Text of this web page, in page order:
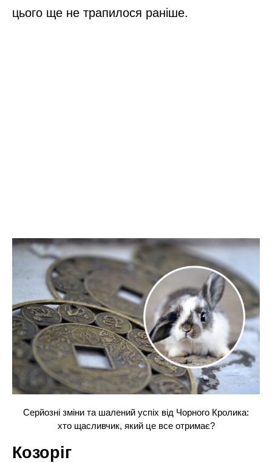
цього ще не трапилося раніше.
Серйозні зміни та шалений успіх від Чорного Кролика:
хто щасливчик, який це все отримає?
Козоріг